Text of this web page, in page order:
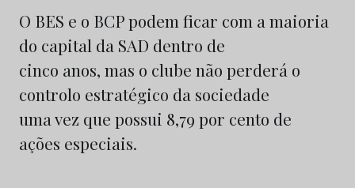
O BES e o BCP podem ficar com a maioria
do capital da SAD dentro de
cinco anos, mas o clube não perderá o
controlo estratégico da sociedade
uma vez que possui 8,79 por cento de
ações especiais.